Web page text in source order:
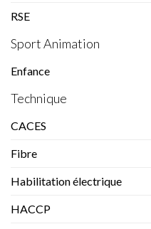
RSE
Sport Animation
Enfance
Technique
CACES
Fibre
Habilitation électrique
HACCP